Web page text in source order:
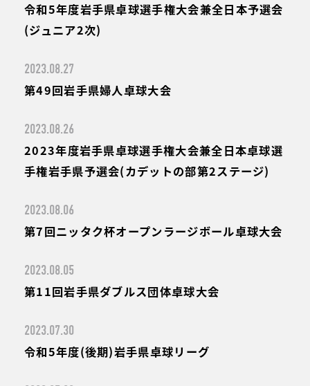
令和5年度岩手県卓球選手権大会兼全日本予選会
(ジュニア2次)
2023.08.27
第49回岩手県婦人卓球大会
2023.08.26
2023年度岩手県卓球選手権大会兼全日本卓球選
手権岩手県予選会(カデットの部第2ステージ)
2023.08.06
第7回ニッタク杯オープンラージボール卓球大会
2023.08.05
第11回岩手県ダブルス団体卓球大会
2023.07.30
令和5年度(後期)岩手県卓球リーグ